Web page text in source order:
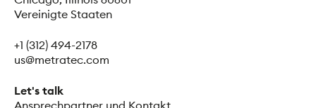
Vereinigte Staaten
+1 (312) 494-2178
us@metratec.com
Let's talk